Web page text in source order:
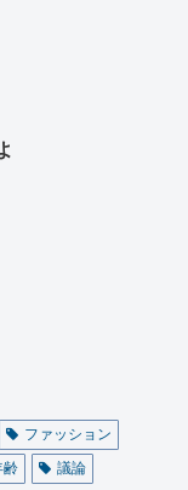
ファッション
齢 議論